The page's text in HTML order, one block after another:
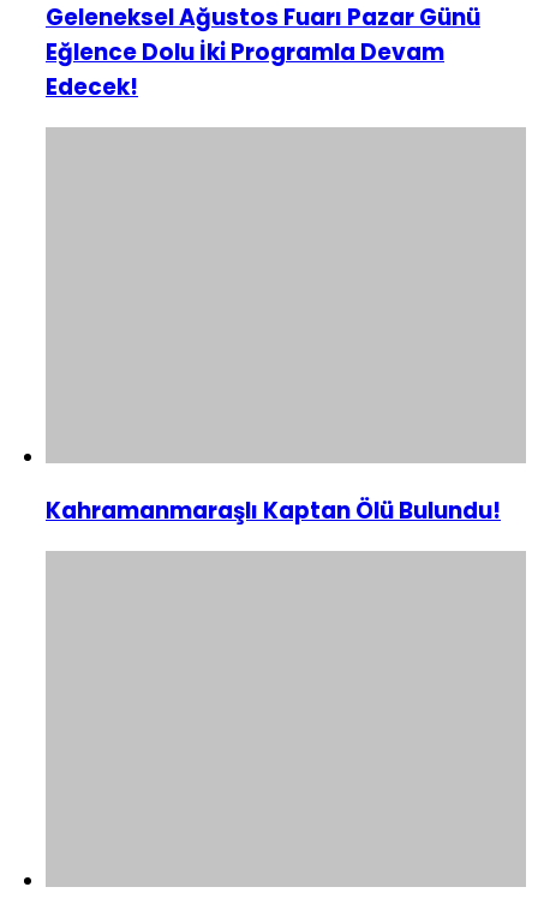
Geleneksel Ağustos Fuarı Pazar Günü
Eğlence Dolu İki Programla Devam
Edecek!
Kahramanmaraşlı Kaptan Ölü Bulundu!